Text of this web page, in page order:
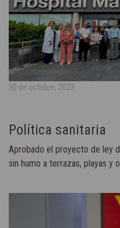
30 de octubre, 2023
Política sanitaria
Aprobado el proyecto de ley
sin humo a terrazas, playas y